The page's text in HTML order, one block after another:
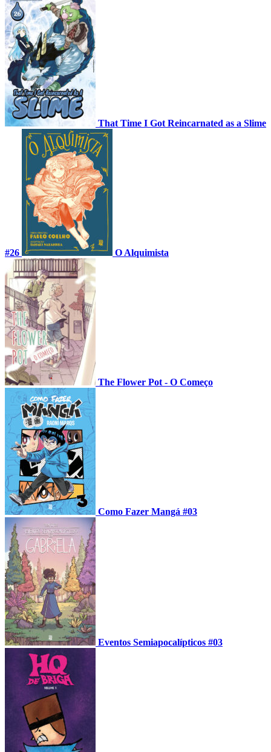
That Time I Got Reincarnated as a Slime
#26 O Alquimista
The Flower Pot - O Começo
Como Fazer Mangá #03
Eventos Semiapocalípticos #03